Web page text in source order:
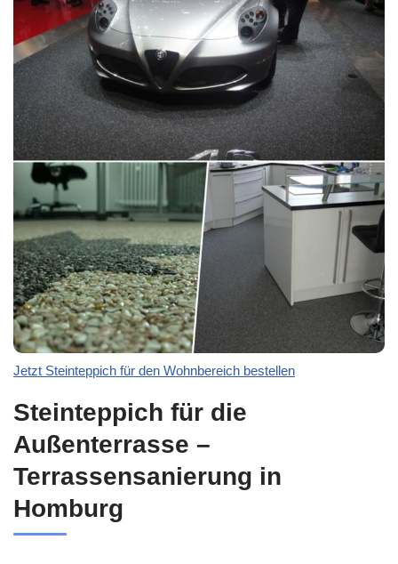
Jetzt Steinteppich für den Wohnbereich bestellen
Steinteppich für die
Außenterrasse –
Terrassensanierung in
Homburg